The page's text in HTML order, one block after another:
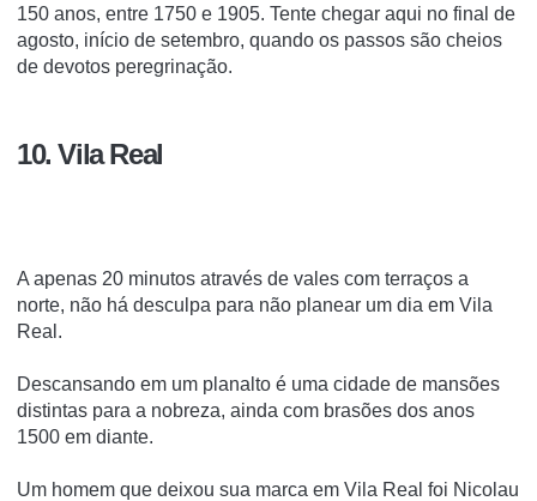
150 anos, entre 1750 e 1905. Tente chegar aqui no final de
agosto, início de setembro, quando os passos são cheios
de devotos peregrinação.
10. Vila Real
A apenas 20 minutos através de vales com terraços a
norte, não há desculpa para não planear um dia em Vila
Real.
Descansando em um planalto é uma cidade de mansões
distintas para a nobreza, ainda com brasões dos anos
1500 em diante.
Um homem que deixou sua marca em Vila Real foi Nicolau